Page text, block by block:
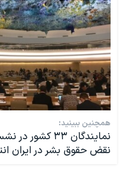
همچنین ببینید:
نمایندگان ۳۳
نقض حقوق بشر در ایران